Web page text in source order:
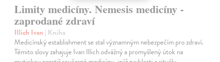
Limity medicíny. Nemesis medicíny -
zaprodané zdraví
Illich Ivan | Kniha
Medicínský establishment se stal významným nebezpečím pro zdraví.
Těmito slovy zahajuje Ivan Illich odvážný a promyšlený útok na